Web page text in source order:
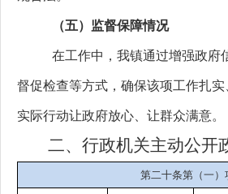
（五）监督保障情况
在工作中，我镇通过增强政府
督促检查等方式，确保该项工作扎
实际行动让政府放心、让群众满意。
二、行政机关主动公开
第二十条第（一）